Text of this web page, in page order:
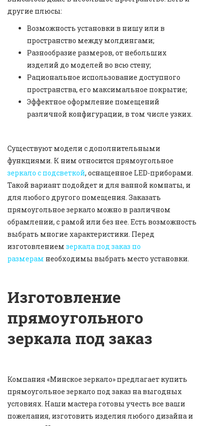
другие плюсы:
Возможность установки в нишу или в
пространство между молдингами;
Разнообразие размеров, от небольших
изделий до моделей во всю стену;
Рациональное использование доступного
пространства, его максимальное покрытие;
Эффектное оформление помещений
различной конфигурации, в том числе узких.
Существуют модели с дополнительными
функциями. К ним относится прямоугольное
зеркало с подсветкой, оснащенное LED-приборами.
Такой вариант подойдет и для ванной комнаты, и
для любого другого помещения. Заказать
прямоугольное зеркало можно в различном
обрамлении, с рамой или без нее. Есть возможность
выбрать многие характеристики. Перед
изготовлением зеркала под заказ по
размерам необходимы выбрать место установки.
Изготовление
прямоугольного
зеркала под заказ
Компания «Минское зеркало» предлагает купить
прямоугольное зеркало под заказ на выгодных
условиях. Наши мастера готовы учесть все ваши
пожелания, изготовить изделия любого дизайна и